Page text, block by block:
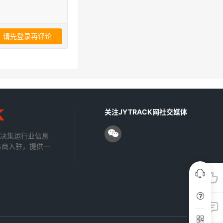
请先登录再评论
集运行业信息
入驻，提供一
关注JYTRACK网社交媒体